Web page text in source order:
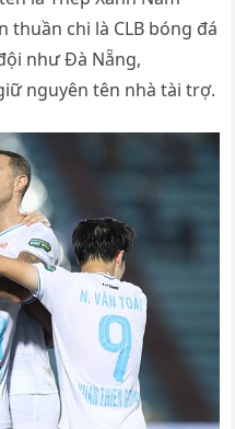
thuần chi là CLB bóng đá
như Đà Nẵng,
nguyên tên nhà tài trợ.